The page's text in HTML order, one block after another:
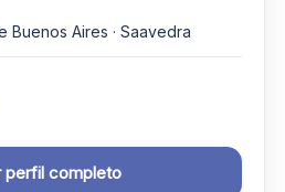
Buenos Aires · Saavedra
perfil completo